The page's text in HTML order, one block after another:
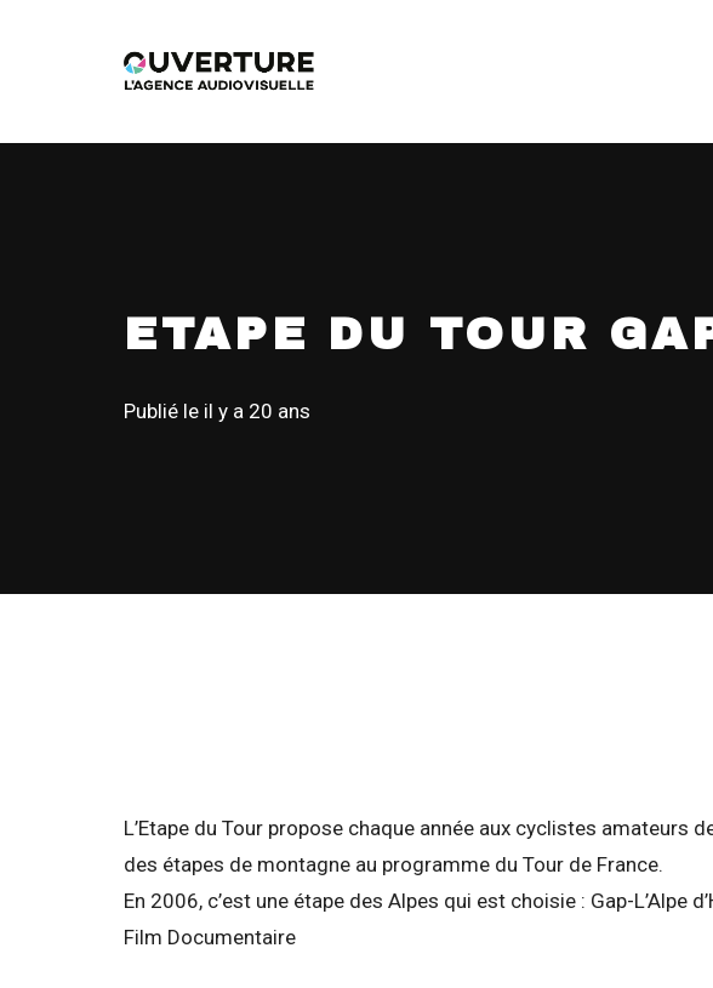
ETAPE DU TOUR
Publié le il y a 20 ans
L’Etape du Tour propose chaque année aux cyclistes amateurs
des étapes de montagne au programme du Tour de France.
En 2006, c’est une étape des Alpes qui est choisie : Gap-L’Alpe
Film Documentaire